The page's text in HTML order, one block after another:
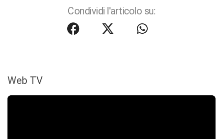
Condividi l'articolo su:
Web TV